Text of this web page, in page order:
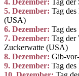
5. Dezember: Tag
(USA)
6. Dezember: Tag
7. Dezember: Tag der
Zuckerwatte (USA)
8. Dezember: Gib-
9. Dezember: Tag